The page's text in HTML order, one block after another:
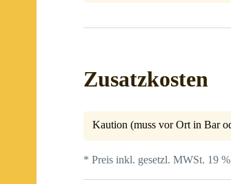
Zusatzkosten
Kaution (muss vor Ort in Bar
* Preis inkl. gesetzl. MWSt. 19